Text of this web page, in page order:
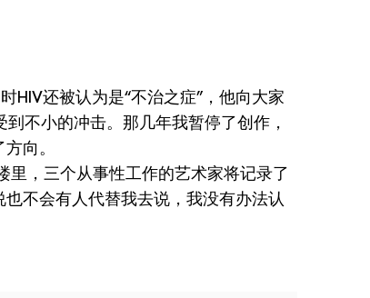
HIV还被认为是“不治之症”，他向大家
不小的冲击。那几年我暂停了创作，
向。
，三个从事性工作的艺术家将记录了
不会有人代替我去说，我没有办法认